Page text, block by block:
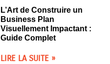
L’Art de Construire un
Business Plan
Visuellement Impactant :
Guide Complet
LIRE LA SUITE »